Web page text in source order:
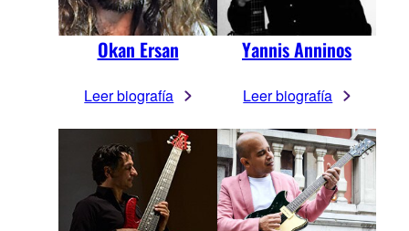
Okan Ersan
Leer biografía
Yannis Anninos
Leer biografía